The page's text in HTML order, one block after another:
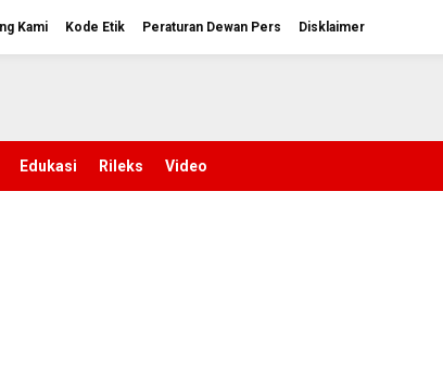
Kami Kode Etik Peraturan Dewan Pers Disklaimer
Edukasi Rileks Video